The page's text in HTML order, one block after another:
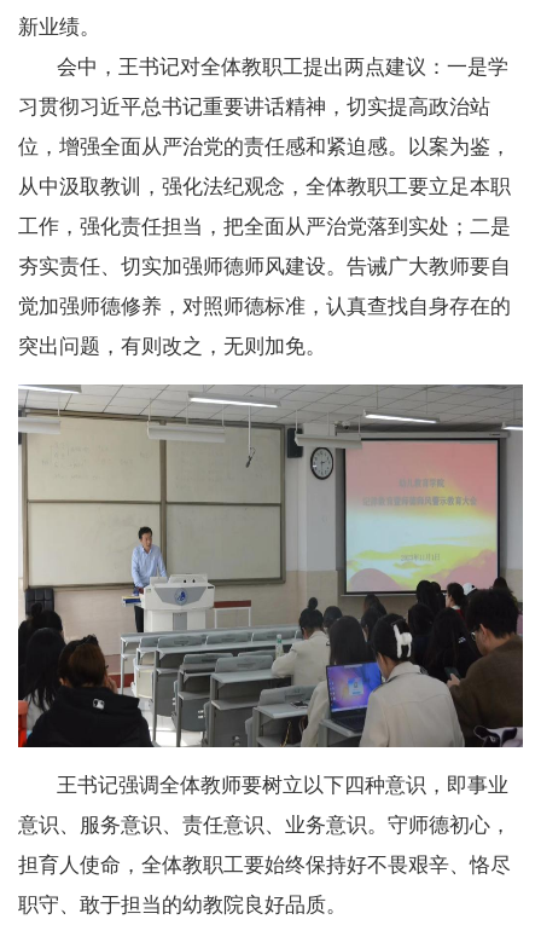
新业绩。
会中，王书记对全体教职工提出两点建议：一是学
习贯彻习近平总书记重要讲话精神，切实提高政治站
位，增强全面从严治党的责任感和紧迫感。以案为鉴，
从中汲取教训，强化法纪观念，全体教职工要立足本职
工作， 强化责任担当， 把全面从严治党落到 实处；二是
夯实责任、切实加强师德师风建设。告诫广大教师要自
觉加强师德修养，对照师德标准，认真查找自身存在的
突出问题，有则改之，无则加免。
王书记强调全体教师要树立以下四种意识，即事业
意识、服务意识、责任意识、业务意识。 守师德初心，
担育人使命 ， 全体教职工要始终保持好不畏艰辛、恪尽
职守、敢于担当的幼教院良好品质。